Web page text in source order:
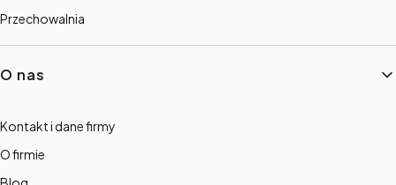
Przechowalnia
O nas
Kontakt i dane firmy
O firmie